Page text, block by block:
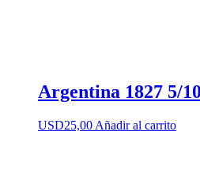
Argentina 1827 5/
USD25,00 Añadir al carrito